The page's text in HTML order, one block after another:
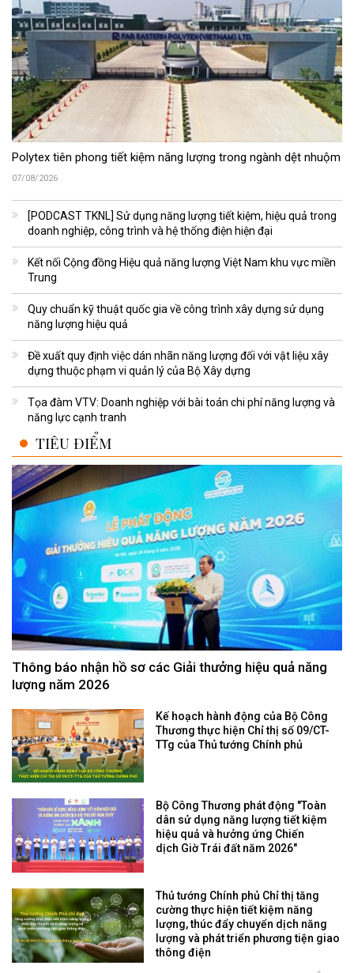
Polytex tiên phong tiết kiệm năng lượng trong ngành dệt nhuộm
07/08/2026
[PODCAST TKNL] Sử dụng năng lượng tiết kiệm, hiệu quả trong
doanh nghiệp, công trình và hệ thống điện hiện đại
Kết nối Cộng đồng Hiệu quả năng lượng Việt Nam khu vực miền
Trung
Quy chuẩn kỹ thuật quốc gia về công trình xây dựng sử dụng
năng lượng hiệu quả
Đề xuất quy định việc dán nhãn năng lượng đối với vật liệu xây
dựng thuộc phạm vi quản lý của Bộ Xây dựng
Tọa đàm VTV: Doanh nghiệp với bài toán chi phí năng lượng và
năng lực cạnh tranh
TIÊU ĐIỂM
Thông báo nhận hồ sơ các Giải thưởng hiệu quả năng
lượng năm 2026
Kế hoạch hành động của Bộ Công
Thương thực hiện Chỉ thị số 09/CT-
TTg của Thủ tướng Chính phủ
Bộ Công Thương phát động "Toàn
dân sử dụng năng lượng tiết kiệm
hiệu quả và hưởng ứng Chiến
dịch Giờ Trái đất năm 2026"
Thủ tướng Chính phủ Chỉ thị tăng
cường thực hiện tiết kiệm năng
lượng, thúc đẩy chuyển dịch năng
lượng và phát triển phương tiện giao
thông điện